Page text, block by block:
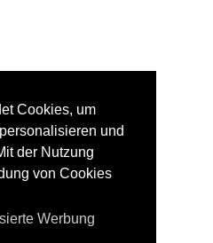
Cookies, um
und
der Nutzung
von Cookies
Werbung